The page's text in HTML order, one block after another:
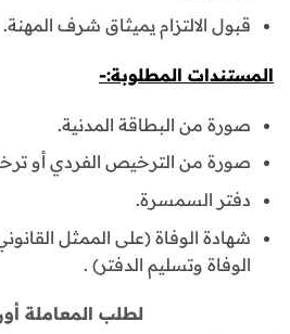
قبول الالتزام يميثاق شرف المهنة.
المستندات المطلوبة:-
صورة من البطاقة المدنية.
صورة من الترخيص الفردي أو
دفتر السمسرة.
شهادة الوفاة (على الممثل
الوفاة وتسليم الدفتر) .
لطلب المعاملة